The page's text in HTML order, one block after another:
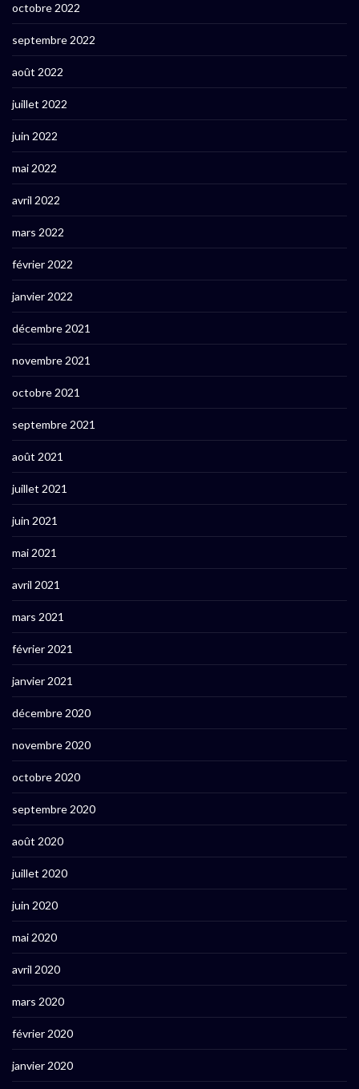
octobre 2022
septembre 2022
août 2022
juillet 2022
juin 2022
mai 2022
avril 2022
mars 2022
février 2022
janvier 2022
décembre 2021
novembre 2021
octobre 2021
septembre 2021
août 2021
juillet 2021
juin 2021
mai 2021
avril 2021
mars 2021
février 2021
janvier 2021
décembre 2020
novembre 2020
octobre 2020
septembre 2020
août 2020
juillet 2020
juin 2020
mai 2020
avril 2020
mars 2020
février 2020
janvier 2020